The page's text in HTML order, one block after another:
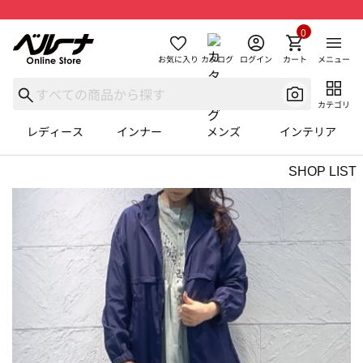
お気に入り カタログ ログイン カート
0
メニュー
カテゴリ
レディース インナー メンズ インテリア
SHOP LIST